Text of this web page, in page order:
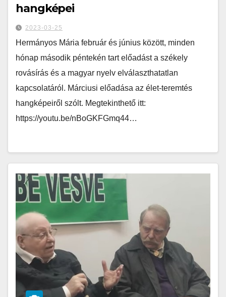
hangképei
2023-03-25
Hermányos Mária február és június között, minden
hónap második péntekén tart előadást a székely
rovásírás és a magyar nyelv elválaszthatatlan
kapcsolatáról. Márciusi előadása az élet-teremtés
hangképeiről szólt. Megtekinthető itt:
https://youtu.be/nBoGKFGmq44…